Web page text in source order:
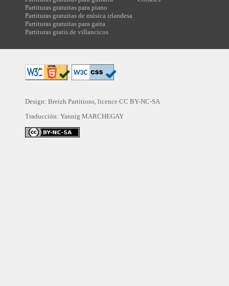
Partituras gratuitas para piano
Partituras gratuitas de música irlandesa
Partituras gratuitas para gaita
Partituras gratis de villancicos
Design: Breizh Partitions, licence CC BY-NC-SA
Traducción: Yannig MARCHEGAY